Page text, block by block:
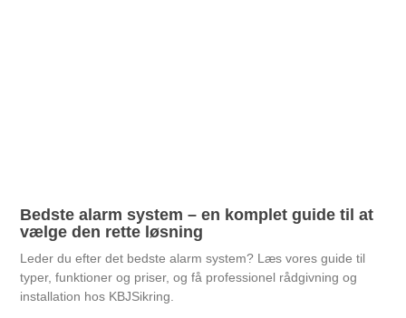
Bedste alarm system – en komplet guide til at
vælge den rette løsning
Leder du efter det bedste alarm system? Læs vores guide til
typer, funktioner og priser, og få professionel rådgivning og
installation hos KBJSikring.